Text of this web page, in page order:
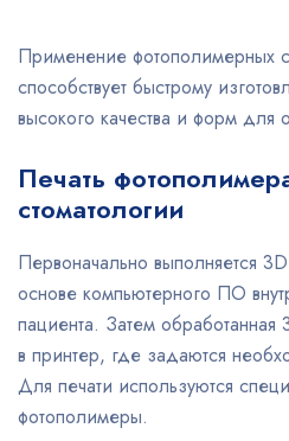
Применение фотополимерных
способствует быстрому
высокого качества и форм для
Печать
стоматологии
Первоначально выполняется
основе компьютерного ПО
пациента. Затем
в принтер, где задаются
Для печати используются
фотополимеры.